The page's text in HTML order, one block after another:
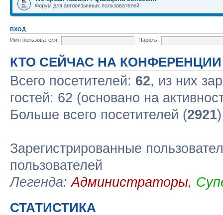
Форум для англоязычных пользователей
ВХОД
Имя пользователя:
Пароль:
КТО СЕЙЧАС НА КОНФЕРЕНЦИИ
Всего посетителей: 62, из них
гостей: 62 (основано на
Больше всего посетителей (2921
Зарегистрированные
пользователей
Легенда:Администраторы,
СТАТИСТИКА